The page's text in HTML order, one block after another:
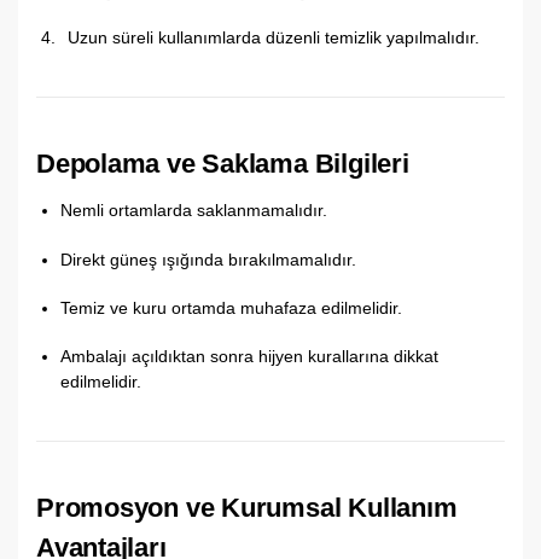
Uzun süreli kullanımlarda düzenli temizlik yapılmalıdır.
Depolama ve Saklama Bilgileri
Nemli ortamlarda saklanmamalıdır.
Direkt güneş ışığında bırakılmamalıdır.
Temiz ve kuru ortamda muhafaza edilmelidir.
Ambalajı açıldıktan sonra hijyen kurallarına dikkat
edilmelidir.
Promosyon ve Kurumsal Kullanım
Avantajları